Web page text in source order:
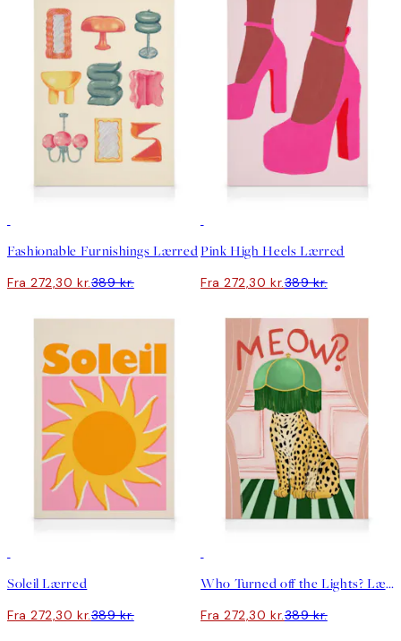
Fashionable Furnishings Lærred
Fra 272,30 kr.389 kr.
Pink High Heels Lærred
Fra 272,30 kr.389 kr.
Soleil Lærred
Fra 272,30 kr.389 kr.
Who Turned off the Lights? Lærred
Fra 272,30 kr.389 kr.